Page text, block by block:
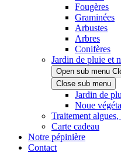
Fougères
Graminées
Arbustes
Arbres
Conifères
Jardin de pluie et
Open sub menu
Close sub menu
Jardin de
Noue
Traitement
Carte cadeau
Notre pépinière
Contact